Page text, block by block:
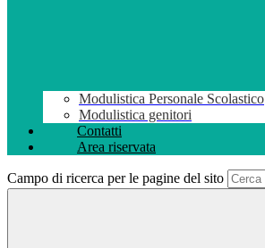
Modulistica Personale Scolastico
Modulistica genitori
Contatti
Area riservata
Campo di ricerca per le pagine del sito